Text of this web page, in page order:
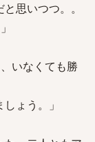
思いつつ。。
いなくても勝
ょう。」